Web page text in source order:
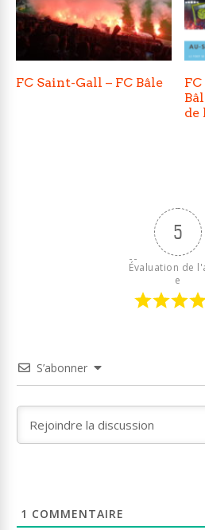
FC Saint-Gall – FC Bâle
de
5
Évaluation de
e
S’abonner
1 COMMENTAIRE